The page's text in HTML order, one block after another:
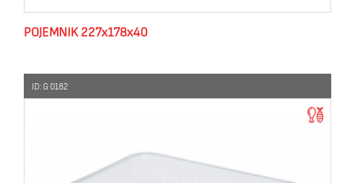
POJEMNIK 227x178x40
ID: G 0182